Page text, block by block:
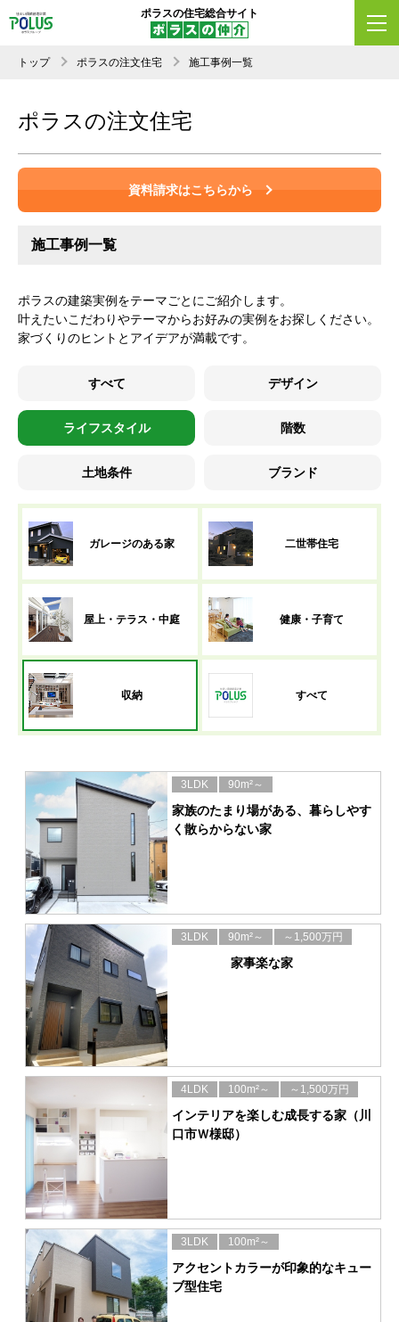
ポラスの住宅総合サイト
トップ ポラスの注文住宅 施工事例一覧
ポラスの注文住宅
資料請求はこちらから
施工事例一覧
ポラスの建築実例をテーマごとにご紹介します。
叶えたいこだわりやテーマからお好みの実例をお探しください。
家づくりのヒントとアイデアが満載です。
すべて デザイン
ライフスタイル 階数
土地条件 ブランド
ガレージのある家 二世帯住宅
屋上・テラス・中庭 健康・子育て
収納 すべて
3LDK 90m²～
家族のたまり場がある、暮らしやす
く散らからない家
3LDK 90m²～ ～1,500万円
家事楽な家
4LDK 100m²～ ～1,500万円
インテリアを楽しむ成長する家（川
口市Ｗ様邸）
3LDK 100m²～
アクセントカラーが印象的なキュー
ブ型住宅